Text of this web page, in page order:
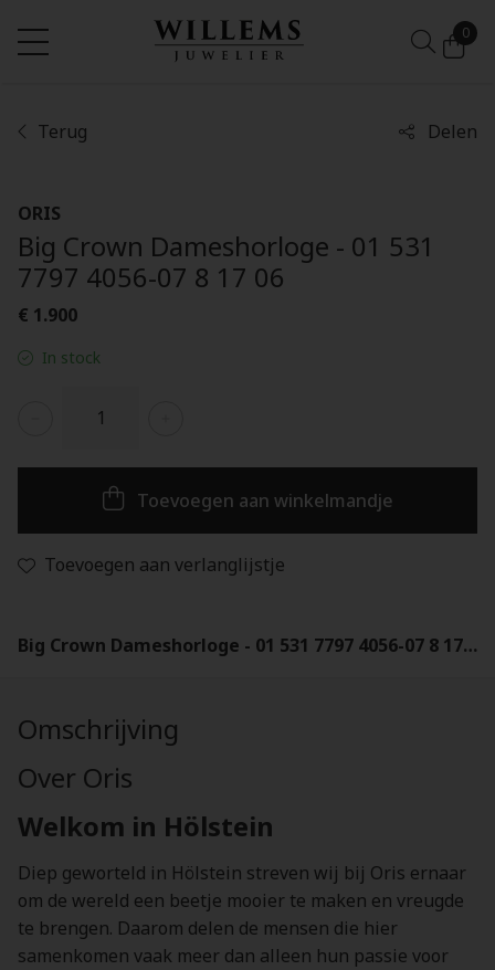
0
Terug Delen
ORIS
Big Crown Dameshorloge - 01 531
7797 4056-07 8 17 06
€ 1.900
In stock
Toevoegen aan winkelmandje
Toevoegen aan verlanglijstje
Big Crown Dameshorloge - 01 531 7797 4056-07 8 17 06
Omschrijving
Over Oris
Welkom in Hölstein
Diep geworteld in Hölstein streven wij bij Oris ernaar
om de wereld een beetje mooier te maken en vreugde
te brengen. Daarom delen de mensen die hier
samenkomen vaak meer dan alleen hun passie voor